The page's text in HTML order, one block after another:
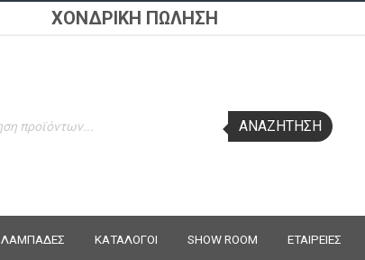
ΧΟΝΔΡΙΚΗ ΠΩΛΗΣΗ
ΑΝΑΖΉΤΗΣΗ
ΛΑΜΠΑΔΕΣ ΚΑΤΑΛΟΓΟΙ SHOW ROOM ΕΤΑΙΡΕΙΕΣ